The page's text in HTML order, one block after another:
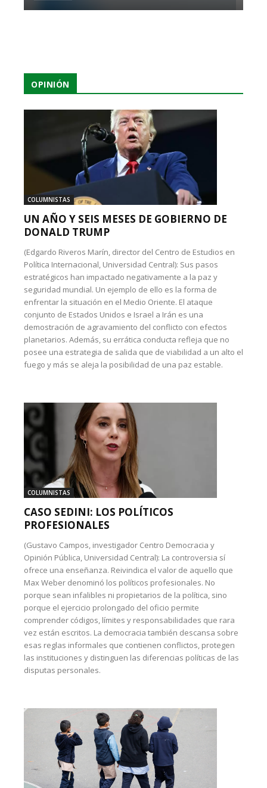
OPINIÓN
COLUMNISTAS
UN AÑO Y SEIS MESES DE GOBIERNO DE
DONALD TRUMP
(Edgardo Riveros Marín, director del Centro de Estudios en
Política Internacional, Universidad Central): Sus pasos
estratégicos han impactado negativamente a la paz y
seguridad mundial. Un ejemplo de ello es la forma de
enfrentar la situación en el Medio Oriente. El ataque
conjunto de Estados Unidos e Israel a Irán es una
demostración de agravamiento del conflicto con efectos
planetarios. Además, su errática conducta refleja que no
posee una estrategia de salida que de viabilidad a un alto el
fuego y más se aleja la posibilidad de una paz estable.
COLUMNISTAS
CASO SEDINI: LOS POLÍTICOS
PROFESIONALES
(Gustavo Campos, investigador Centro Democracia y
Opinión Pública, Universidad Central): La controversia sí
ofrece una enseñanza. Reivindica el valor de aquello que
Max Weber denominó los políticos profesionales. No
porque sean infalibles ni propietarios de la política, sino
porque el ejercicio prolongado del oficio permite
comprender códigos, límites y responsabilidades que rara
vez están escritos. La democracia también descansa sobre
esas reglas informales que contienen conflictos, protegen
las instituciones y distinguen las diferencias políticas de las
disputas personales.